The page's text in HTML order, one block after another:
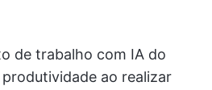
de trabalho com IA do
ao realizar